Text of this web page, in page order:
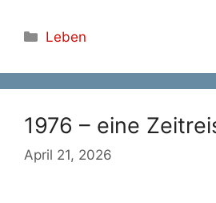
Kategorien
Leben
1976 – eine
April 21, 2026